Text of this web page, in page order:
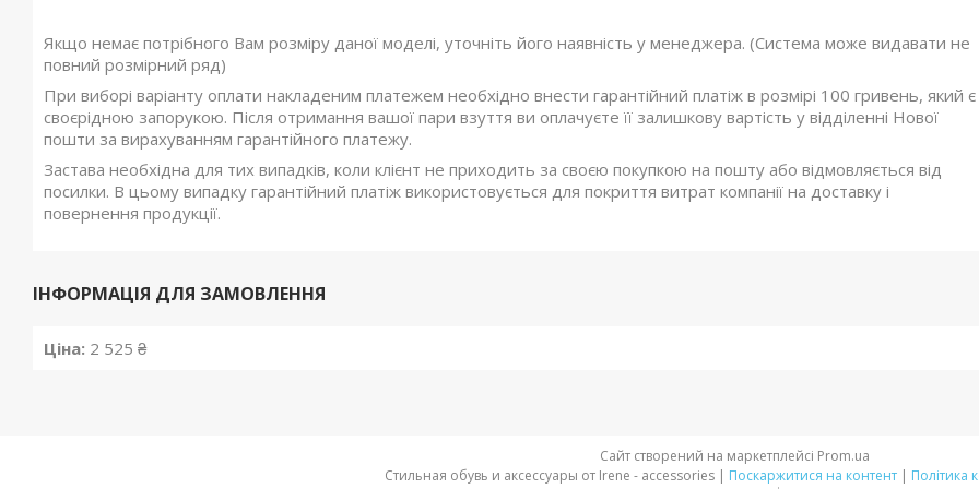
Якщо немає потрібного Вам розміру даної моделі, уточніть його наявність у менеджера. (Система може видавати не
повний розмірний ряд)
При виборі варіанту оплати накладеним платежем необхідно внести гарантійний платіж в розмірі 100 гривень, який є
своєрідною запорукою. Після отримання вашої пари взуття ви оплачуєте її залишкову вартість у відділенні Нової
пошти за вирахуванням гарантійного платежу.
Застава необхідна для тих випадків, коли клієнт не приходить за своєю покупкою на пошту або відмовляється від
посилки. В цьому випадку гарантійний платіж використовується для покриття витрат компанії на доставку і
повернення продукції.
ІНФОРМАЦІЯ ДЛЯ ЗАМОВЛЕННЯ
Ціна: 2 525 ₴
Сайт створений на маркетплейсі Prom.ua
Стильная обувь и аксессуары от Irene - accessories | Поскаржитися на контент | Політика